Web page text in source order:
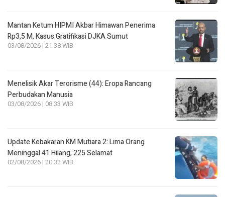
Mantan Ketum HIPMI Akbar Himawan Penerima
Rp3,5 M, Kasus Gratifikasi DJKA Sumut
03/08/2026 | 21:38 WIB
Menelisik Akar Terorisme (44): Eropa Rancang
Perbudakan Manusia
03/08/2026 | 08:33 WIB
Update Kebakaran KM Mutiara 2: Lima Orang
Meninggal 41 Hilang, 225 Selamat
02/08/2026 | 20:32 WIB